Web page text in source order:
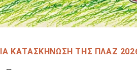
ΚΑΤΑΣΚΗΝΩΣΗ ΤΗΣ ΠΛΑΖ